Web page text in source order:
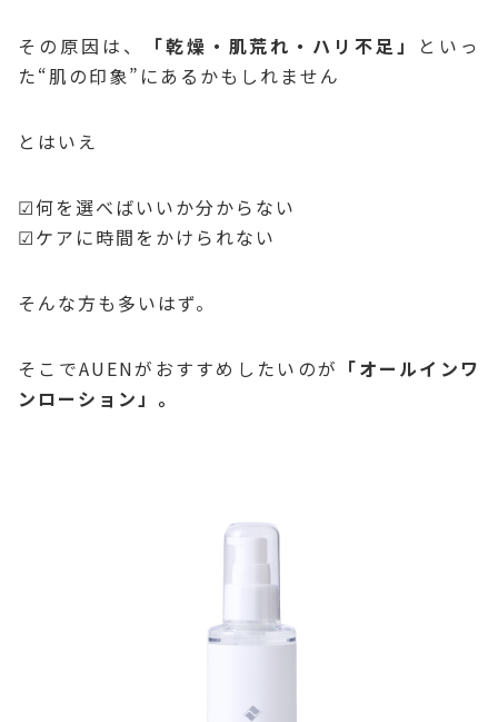
その原因は、 「乾燥・肌荒れ・ハリ不足」
といっ
た“肌の印象”にあるかもしれません
とはいえ
☑何を選べばいいか分からない
☑ケアに時間をかけられない
そんな方も多いはず。
そこでAUENがおすすめしたいのが 「オールインワ
ンローション」。